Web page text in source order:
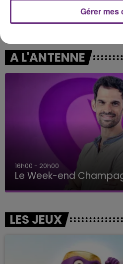
La Traversee
A L'ANTENNE
7h00 - 11h00
BEST OF
LES JEUX
Gérer mes